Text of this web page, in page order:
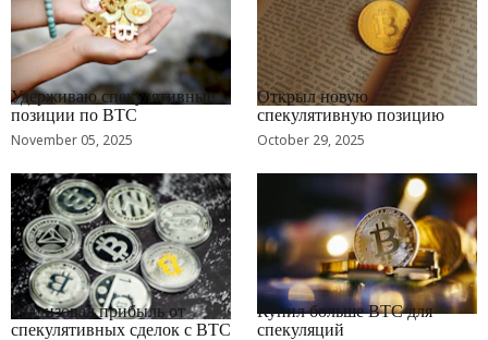
RRCNEWS_RU
Удерживаю спекулятивные
позиции по BTC
November 05, 2025
RRCNEWS_RU
Открыл новую
спекулятивную позицию
October 29, 2025
RRCNEWS_RU
Реализовал прибыль от
спекулятивных сделок с BTC
RRCNEWS_RU
Купил больше BTC для
спекуляций